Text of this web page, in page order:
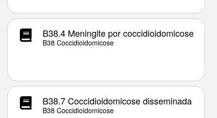
B38.4 Meningite por coccidioidomicose
B38 Coccidioidomicose
B38.7 Coccidioidomicose disseminada
B38 Coccidioidomicose